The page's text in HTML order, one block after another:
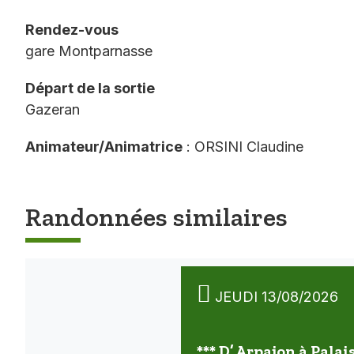
Rendez-vous
gare Montparnasse
Départ de la sortie
Gazeran
Animateur/Animatrice : ORSINI Claudine
Randonnées similaires
JEUDI 13/08/2026